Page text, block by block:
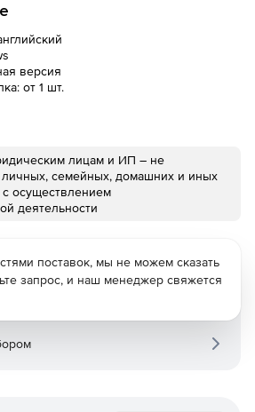
версия
от 1 шт.
лицам и ИП – не
личных, семейных, домашних и иных
осуществлением
деятельности
поставок, мы не можем сказать
запрос, и наш менеджер свяжется